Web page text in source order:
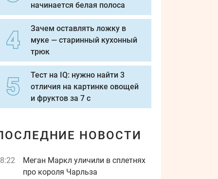
начинается белая полоса
Зачем оставлять ложку в
муке — старинный кухонный
трюк
Тест на IQ: нужно найти 3
отличия на картинке овощей
и фруктов за 7 с
НОВОСТИ
Меган Маркл уличили в сплетнях
про короля Чарльза